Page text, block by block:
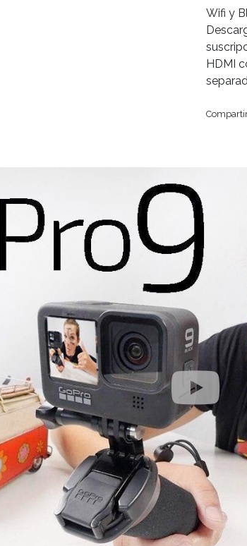
Wifi y
HDMI